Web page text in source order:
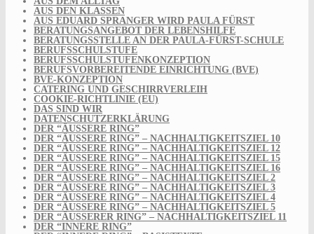
AUS DEN KLASSEN
AUS EDUARD SPRANGER WIRD PAULA FÜRST
BERATUNGSANGEBOT DER LEBENSHILFE
BERATUNGSSTELLE AN DER PAULA-FÜRST-SCHULE
BERUFSSCHULSTUFE
BERUFSSCHULSTUFENKONZEPTION
BERUFSVORBEREITENDE EINRICHTUNG (BVE)
BVE-KONZEPTION
CATERING UND GESCHIRRVERLEIH
COOKIE-RICHTLINIE (EU)
DAS SIND WIR
DATENSCHUTZERKLÄRUNG
DER “ÄUSSERE RING”
DER “ÄUSSERE RING” – NACHHALTIGKEITSZIEL 10
DER “ÄUSSERE RING” – NACHHALTIGKEITSZIEL 12
DER “ÄUSSERE RING” – NACHHALTIGKEITSZIEL 15
DER “ÄUSSERE RING” – NACHHALTIGKEITSZIEL 16
DER “ÄUSSERE RING” – NACHHALTIGKEITSZIEL 2
DER “ÄUSSERE RING” – NACHHALTIGKEITSZIEL 3
DER “ÄUSSERE RING” – NACHHALTIGKEITSZIEL 4
DER “ÄUSSERE RING” – NACHHALTIGKEITSZIEL 5
DER “ÄUSSERER RING” – NACHHALTIGKEITSZIEL 11
DER “INNERE RING”